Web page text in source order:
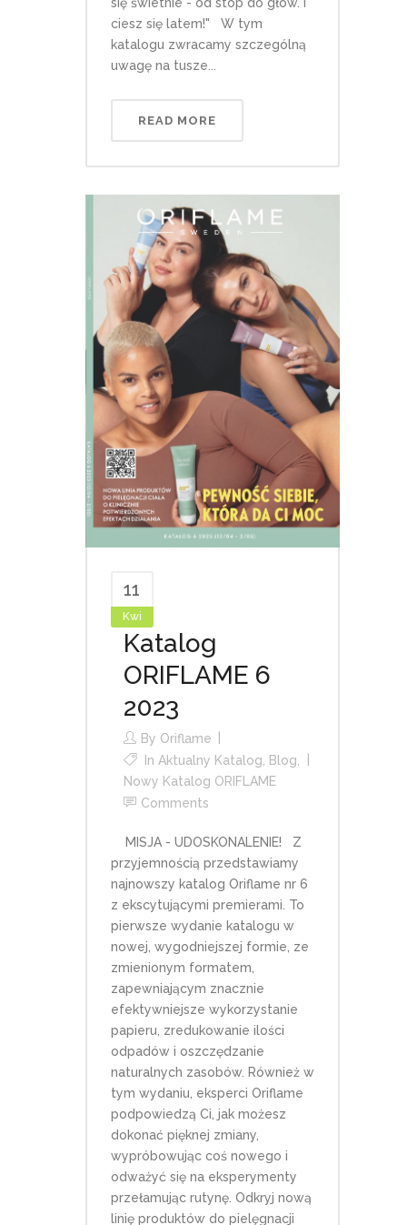
ciesz się latem!" W tym
katalogu zwracamy szczególną
uwagę na tusze...
READ MORE
11
Kwi
Katalog
ORIFLAME 6
2023
By Oriflame
In Aktualny Katalog Blog
Nowy Katalog ORIFLAME
Comments
MISJA - UDOSKONALENIE! Z
przyjemnością przedstawiamy
najnowszy katalog Oriflame nr 6
z ekscytującymi premierami. To
pierwsze wydanie katalogu w
nowej, wygodniejszej formie, ze
zmienionym formatem,
zapewniającym znacznie
efektywniejsze wykorzystanie
papieru, zredukowanie ilości
odpadów i oszczędzanie
naturalnych zasobów. Również w
tym wydaniu, eksperci Oriflame
podpowiedzą Ci, jak możesz
dokonać pięknej zmiany,
wypróbowując coś nowego i
odważyć się na eksperymenty
przełamując rutynę. Odkryj nową
linię produktów do pielęgnacji